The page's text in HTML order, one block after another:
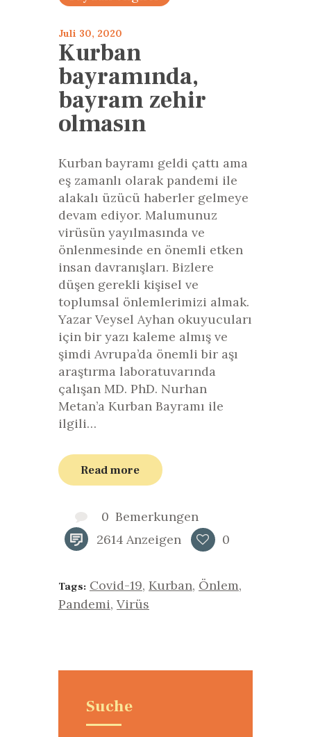
Juli 30, 2020
Kurban
bayramında,
bayram zehir
olmasın
Kurban bayramı geldi çattı ama
eş zamanlı olarak pandemi ile
alakalı üzücü haberler gelmeye
devam ediyor. Malumunuz
virüsün yayılmasında ve
önlenmesinde en önemli etken
insan davranışları. Bizlere
düşen gerekli kişisel ve
toplumsal önlemlerimizi almak.
Yazar Veysel Ayhan okuyucuları
için bir yazı kaleme almış ve
şimdi Avrupa’da önemli bir aşı
araştırma laboratuvarında
çalışan MD. PhD. Nurhan
Metan’a Kurban Bayramı ile
ilgili…
Read more
0 Bemerkungen
2614 Anzeigen 0
Tags: Covid-19, Kurban, Önlem,
Pandemi, Virüs
Suche